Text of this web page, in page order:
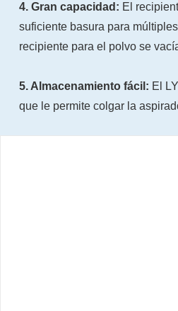
4. Gran capacidad: El
suficiente basura para
recipiente para el polvo se
5. Almacenamiento fácil: El
que le permite colgar la